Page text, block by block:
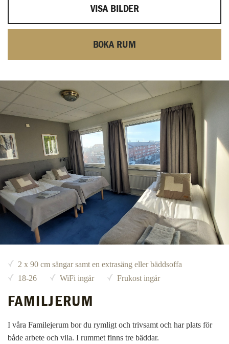
VISA BILDER
BOKA RUM
2 x 90 cm sängar samt en extrasäng eller bäddsoffa
18-26
WiFi ingår Frukost ingår
FAMILJERUM
I våra Familejerum bor du rymligt och trivsamt och har plats för
både arbete och vila. I rummet finns tre bäddar.